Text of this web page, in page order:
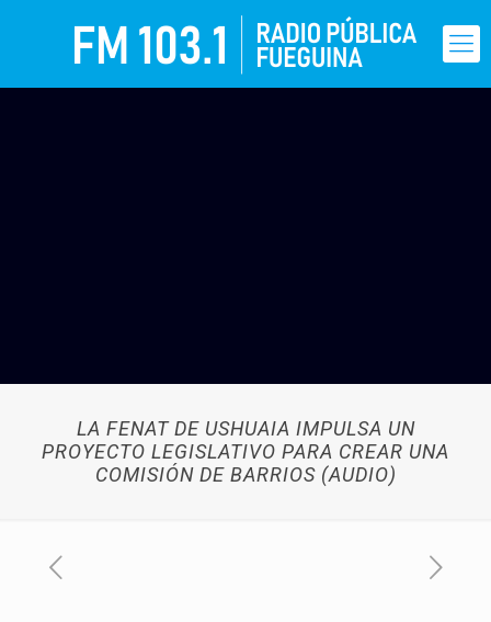
LA FENAT DE USHUAIA IMPULSA UN
PROYECTO LEGISLATIVO PARA CREAR UNA
COMISIÓN DE BARRIOS (AUDIO)